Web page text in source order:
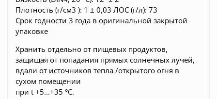
Плотность (г/см3 ): 1 ± 0,03 ЛОС (г/л): 73
Срок годности 3 года в оригинальной закрытой
упаковке
Хранить отдельно от пищевых продуктов,
защищая от попадания прямых солнечных лучей,
вдали от источников тепла /открытого огня в
сухом помещении
при t +5...+35 °С.